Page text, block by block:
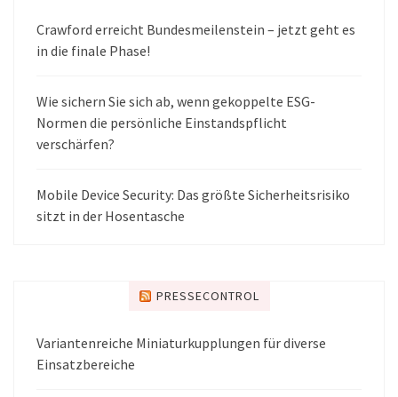
Crawford erreicht Bundesmeilenstein – jetzt geht es
in die finale Phase!
Wie sichern Sie sich ab, wenn gekoppelte ESG-
Normen die persönliche Einstandspflicht
verschärfen?
Mobile Device Security: Das größte Sicherheitsrisiko
sitzt in der Hosentasche
PRESSECONTROL
Variantenreiche Miniaturkupplungen für diverse
Einsatzbereiche